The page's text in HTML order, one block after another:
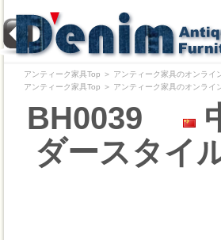
アンティーク家具Top ＞ アンティーク家具のオンライ
アンティーク家具Top ＞ アンティーク家具のオンライ
BH0039
ダースタイ